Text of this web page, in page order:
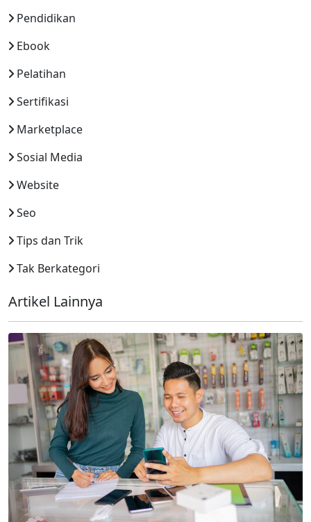
Pendidikan
Ebook
Pelatihan
Sertifikasi
Marketplace
Sosial Media
Website
Seo
Tips dan Trik
Tak Berkategori
Artikel Lainnya